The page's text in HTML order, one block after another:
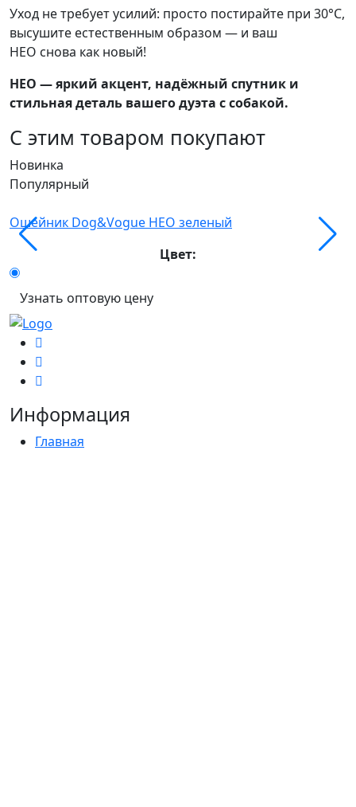
Уход не требует усилий: просто постирайте при 30°C,
высушите естественным образом — и ваш
НЕО снова как новый!
НЕО — яркий акцент, надёжный спутник и
стильная деталь вашего дуэта с собакой.
С этим товаром покупают
Новинка
Популярный
Ошейник Dog&Vogue НЕО зеленый
Цвет:
Узнать оптовую цену
Информация
Главная